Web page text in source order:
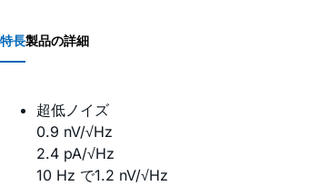
特長製品の詳細
超低ノイズ
0.9 nV/√Hz
2.4 pA/√Hz
10 Hz で1.2 nV/√Hz